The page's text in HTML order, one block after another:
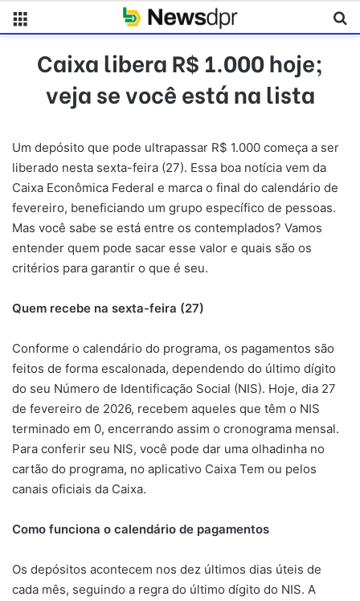
Caixa libera R$ 1.000 hoje;
veja se você está na lista
Um depósito que pode ultrapassar R$ 1.000 começa a ser
liberado nesta sexta-feira (27). Essa boa notícia vem da
Caixa Econômica Federal e marca o final do calendário de
fevereiro, beneficiando um grupo específico de pessoas.
Mas você sabe se está entre os contemplados? Vamos
entender quem pode sacar esse valor e quais são os
critérios para garantir o que é seu.
Quem recebe na sexta-feira (27)
Conforme o calendário do programa, os pagamentos são
feitos de forma escalonada, dependendo do último dígito
do seu Número de Identificação Social (NIS). Hoje, dia 27
de fevereiro de 2026, recebem aqueles que têm o NIS
terminado em 0, encerrando assim o cronograma mensal.
Para conferir seu NIS, você pode dar uma olhadinha no
cartão do programa, no aplicativo Caixa Tem ou pelos
canais oficiais da Caixa.
Como funciona o calendário de pagamentos
Os depósitos acontecem nos dez últimos dias úteis de
cada mês, seguindo a regra do último dígito do NIS. A